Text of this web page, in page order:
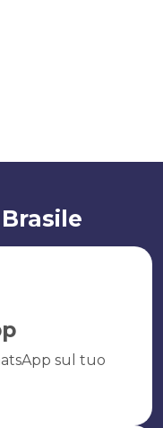
sul tuo